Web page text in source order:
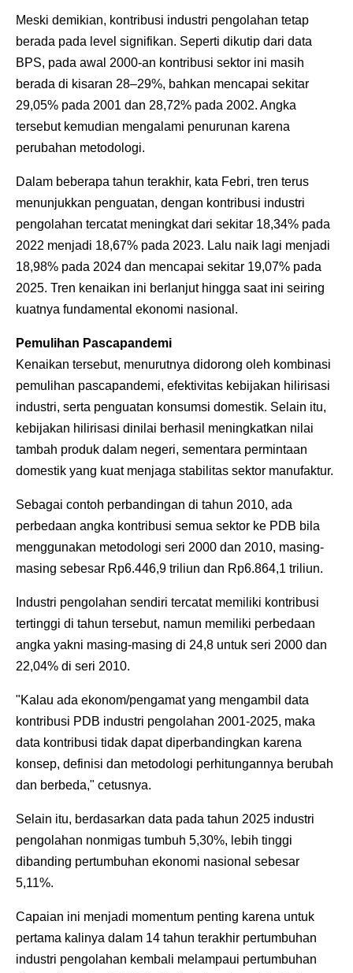
Meski demikian, kontribusi industri pengolahan tetap
berada pada level signifikan. Seperti dikutip dari data
BPS, pada awal 2000-an kontribusi sektor ini masih
berada di kisaran 28–29%, bahkan mencapai sekitar
29,05% pada 2001 dan 28,72% pada 2002. Angka
tersebut kemudian mengalami penurunan karena
perubahan metodologi.
Dalam beberapa tahun terakhir, kata Febri, tren terus
menunjukkan penguatan, dengan kontribusi industri
pengolahan tercatat meningkat dari sekitar 18,34% pada
2022 menjadi 18,67% pada 2023. Lalu naik lagi menjadi
18,98% pada 2024 dan mencapai sekitar 19,07% pada
2025. Tren kenaikan ini berlanjut hingga saat ini seiring
kuatnya fundamental ekonomi nasional.
Pemulihan Pascapandemi
Kenaikan tersebut, menurutnya didorong oleh kombinasi
pemulihan pascapandemi, efektivitas kebijakan hilirisasi
industri, serta penguatan konsumsi domestik. Selain itu,
kebijakan hilirisasi dinilai berhasil meningkatkan nilai
tambah produk dalam negeri, sementara permintaan
domestik yang kuat menjaga stabilitas sektor manufaktur.
Sebagai contoh perbandingan di tahun 2010, ada
perbedaan angka kontribusi semua sektor ke PDB bila
menggunakan metodologi seri 2000 dan 2010, masing-
masing sebesar Rp6.446,9 triliun dan Rp6.864,1 triliun.
Industri pengolahan sendiri tercatat memiliki kontribusi
tertinggi di tahun tersebut, namun memiliki perbedaan
angka yakni masing-masing di 24,8 untuk seri 2000 dan
22,04% di seri 2010.
"Kalau ada ekonom/pengamat yang mengambil data
kontribusi PDB industri pengolahan 2001-2025, maka
data kontribusi tidak dapat diperbandingkan karena
konsep, definisi dan metodologi perhitungannya berubah
dan berbeda," cetusnya.
Selain itu, berdasarkan data pada tahun 2025 industri
pengolahan nonmigas tumbuh 5,30%, lebih tinggi
dibanding pertumbuhan ekonomi nasional sebesar
5,11%.
Capaian ini menjadi momentum penting karena untuk
pertama kalinya dalam 14 tahun terakhir pertumbuhan
industri pengolahan kembali melampaui pertumbuhan